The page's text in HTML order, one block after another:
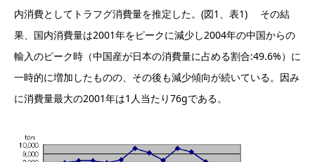
内消費としてトラフグ消費量を推定した。(図1、表1) その結
果、国内消費量は2001年をピークに減少し2004年の中国からの
輸入のピーク時（中国産が日本の消費量に占める割合:49.6%）に
一時的に増加したものの、その後も減少傾向が続いている。因み
に消費量最大の2001年は1人当たり76gである。